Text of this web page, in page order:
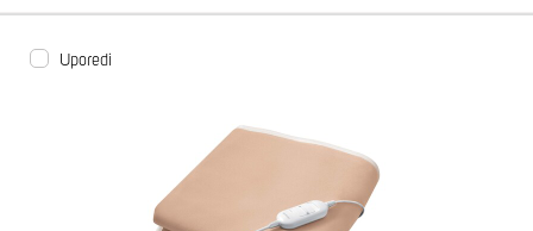
Uporedi